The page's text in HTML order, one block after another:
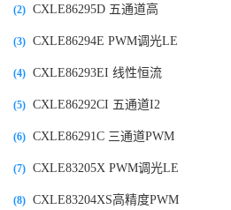
(2) CXLE86295D 五通道高
(3) CXLE86294E PWM调光LE
(4) CXLE86293EI 线性恒流
(5) CXLE86292CI 五通道I2
(6) CXLE86291C 三通道PWM
(7) CXLE83205X PWM调光LE
(8) CXLE83204XS高精度PWM